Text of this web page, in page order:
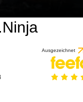
Ausgezeichnet